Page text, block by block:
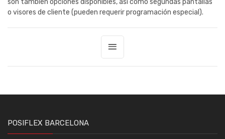
son también opciones disponibles, así como segundas pantallas
o visores de cliente (pueden requerir programación especial).
POSIFLEX BARCELONA